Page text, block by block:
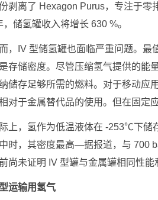
剥离了 Hexagon Purus，专注于零
，储氢罐收入将增长 630 %。
，IV 型储氢罐也面临严重问题。最
存储密度。尽管压缩氢气提供的能
储存足够所需的燃料。对于移动应
对于金属替代品的使用。但在固定
上，氢作为低温液体在 -253℃下储
时，其密度最高—据报道，与 700
尚未证明 IV 型罐与金属罐相同性能
运输用氢气